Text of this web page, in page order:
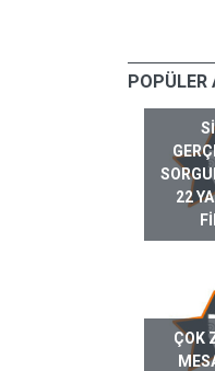
POPÜLER
22
ÇOK